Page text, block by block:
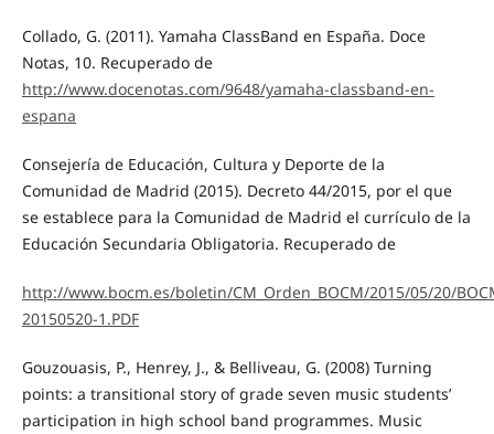
Collado, G. (2011). Yamaha ClassBand en España. Doce
Notas, 10. Recuperado de
http://www.docenotas.com/9648/yamaha-classband-en-
espana
Consejería de Educación, Cultura y Deporte de la
Comunidad de Madrid (2015). Decreto 44/2015, por el que
se establece para la Comunidad de Madrid el currículo de la
Educación Secundaria Obligatoria. Recuperado de
http://www.bocm.es/boletin/CM_Orden_BOCM/2015/05/20/
20150520-1.PDF
Gouzouasis, P., Henrey, J., & Belliveau, G. (2008) Turning
points: a transitional story of grade seven music students’
participation in high school band programmes. Music